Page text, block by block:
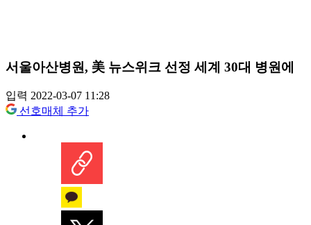
서울아산병원, 美 뉴스위크 선정 세계 30대 병원에
입력 2022-03-07 11:28
선호매체 추가